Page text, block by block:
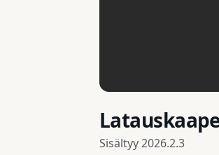
Sisältyy2026.2.3